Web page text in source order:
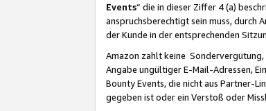
Events“ die in dieser Ziffer 4 (a)
anspruchsberechtigt sein muss, durch
der Kunde in der entsprechenden
Amazon zahlt keine Sondervergütung,
Angabe ungültiger E-Mail-Adressen,
Bounty Events, die nicht aus Partner-
gegeben ist oder ein Verstoß oder